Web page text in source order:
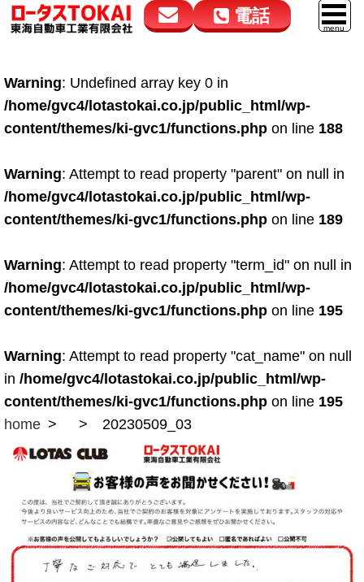
電話
050-5264-4432
9:00～18:00
050-5264-4433
9:00～18:00
車販売
スマイル車検
鈑金・塗装
点検・整備
ロードサービス
レンタカー
Warning: Undefined array key 0 in
/home/gvc4/lotastokai.co.jp/public_html/wp-
content/themes/ki-gvc1/functions.php on line 188
Warning: Attempt to read property "parent" on null in
/home/gvc4/lotastokai.co.jp/public_html/wp-
content/themes/ki-gvc1/functions.php on line 189
Warning: Attempt to read property "term_id" on null in
/home/gvc4/lotastokai.co.jp/public_html/wp-
content/themes/ki-gvc1/functions.php on line 195
Warning: Attempt to read property "cat_name" on null
in /home/gvc4/lotastokai.co.jp/public_html/wp-
content/themes/ki-gvc1/functions.php on line 195
home
20230509_03